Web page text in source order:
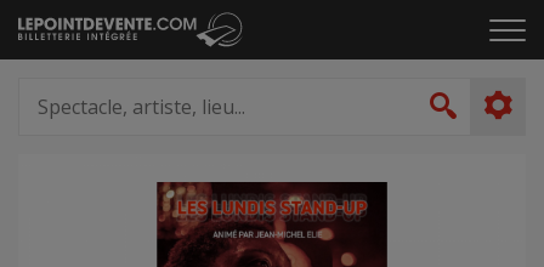
Passer
au
le
artiste,
lieu...